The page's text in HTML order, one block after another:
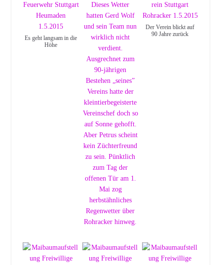
Es geht langsam in die
Höhe
Der Verein blickt auf
90 Jahre zurück